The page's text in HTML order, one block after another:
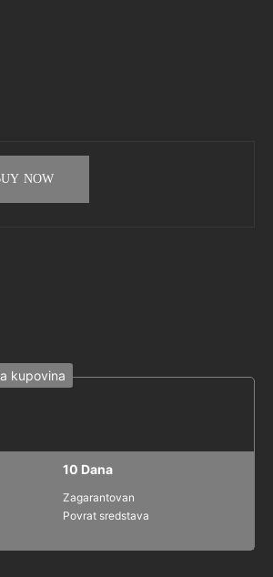
NOW
kupovina
10 Dana
Zagarantovan
Povrat sredstava